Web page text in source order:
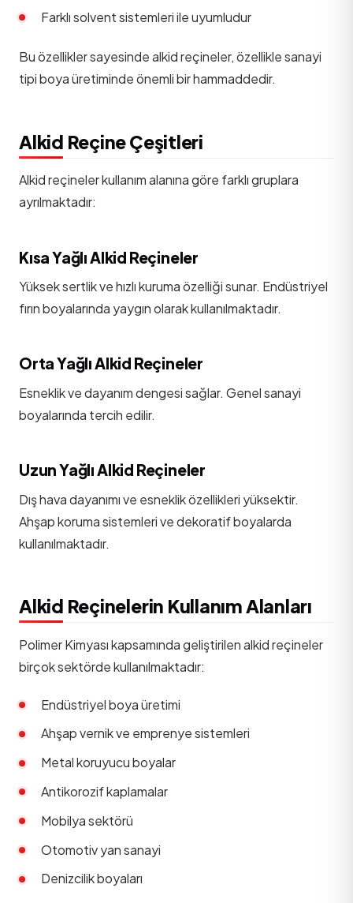
Farklı solvent sistemleri ile uyumludur
Bu özellikler sayesinde alkid reçineler, özellikle sanayi
tipi boya üretiminde önemli bir hammaddedir.
Alkid Reçine Çeşitleri
Alkid reçineler kullanım alanına göre farklı gruplara
ayrılmaktadır:
Kısa Yağlı Alkid Reçineler
Yüksek sertlik ve hızlı kuruma özelliği sunar. Endüstriyel
fırın boyalarında yaygın olarak kullanılmaktadır.
Orta Yağlı Alkid Reçineler
Esneklik ve dayanım dengesi sağlar. Genel sanayi
boyalarında tercih edilir.
Uzun Yağlı Alkid Reçineler
Dış hava dayanımı ve esneklik özellikleri yüksektir.
Ahşap koruma sistemleri ve dekoratif boyalarda
kullanılmaktadır.
Alkid Reçinelerin Kullanım Alanları
Polimer Kimyası kapsamında geliştirilen alkid reçineler
birçok sektörde kullanılmaktadır:
Endüstriyel boya üretimi
Ahşap vernik ve emprenye sistemleri
Metal koruyucu boyalar
Antikorozif kaplamalar
Mobilya sektörü
Otomotiv yan sanayi
Denizcilik boyaları